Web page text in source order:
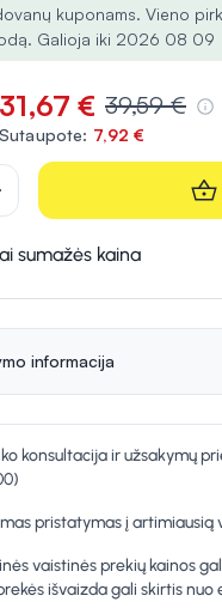
kuponams. Vieno
Galioja iki 2026 08 09
31,67 € 39,59 €
Sutaupote: 7,92 €
sumažės kaina
informacija
konsultacija ir užsakymų
pristatymas į artimiausią
vaistinės prekių kainos
išvaizda gali skirtis